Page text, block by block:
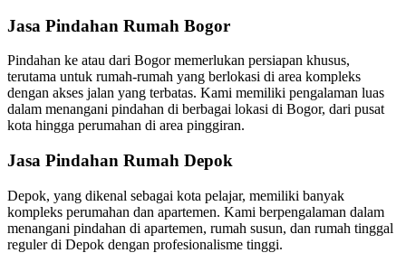
Jasa Pindahan Rumah Bogor
Pindahan ke atau dari Bogor memerlukan persiapan khusus,
terutama untuk rumah-rumah yang berlokasi di area kompleks
dengan akses jalan yang terbatas. Kami memiliki pengalaman luas
dalam menangani pindahan di berbagai lokasi di Bogor, dari pusat
kota hingga perumahan di area pinggiran.
Jasa Pindahan Rumah Depok
Depok, yang dikenal sebagai kota pelajar, memiliki banyak
kompleks perumahan dan apartemen. Kami berpengalaman dalam
menangani pindahan di apartemen, rumah susun, dan rumah tinggal
reguler di Depok dengan profesionalisme tinggi.